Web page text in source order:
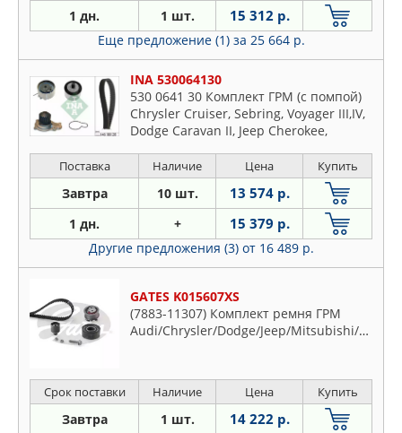
1 дн. 1 шт. 15 312 р.
Еще предложение (1) за 25 664 р.
INA 530064130
530 0641 30 Комплект ГРМ (с помпой)
Chrysler Cruiser, Sebring, Voyager III,IV,
Dodge Caravan II, Jeep Cherokee,
Поставка Наличие Цена Купить
Завтра 10 шт. 13 574 р.
1 дн. + 15 379 р.
Другие предложения (3) от 16 489 р.
GATES K015607XS
(7883-11307) Комплект ремня ГРМ
Audi/Chrysler/Dodge/Jeep/Mitsubishi/Seat/Skoda/Volkswagen
Срок поставки Наличие Цена Купить
Завтра 1 шт. 14 222 р.